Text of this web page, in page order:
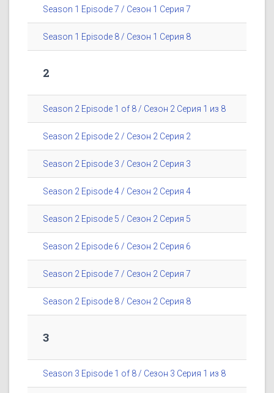
Season 1 Episode 7 / Сезон 1 Серия 7
Season 1 Episode 8 / Сезон 1 Серия 8
2
Season 2 Episode 1 of 8 / Сезон 2 Серия 1 из 8
Season 2 Episode 2 / Сезон 2 Серия 2
Season 2 Episode 3 / Сезон 2 Серия 3
Season 2 Episode 4 / Сезон 2 Серия 4
Season 2 Episode 5 / Сезон 2 Серия 5
Season 2 Episode 6 / Сезон 2 Серия 6
Season 2 Episode 7 / Сезон 2 Серия 7
Season 2 Episode 8 / Сезон 2 Серия 8
3
Season 3 Episode 1 of 8 / Сезон 3 Серия 1 из 8